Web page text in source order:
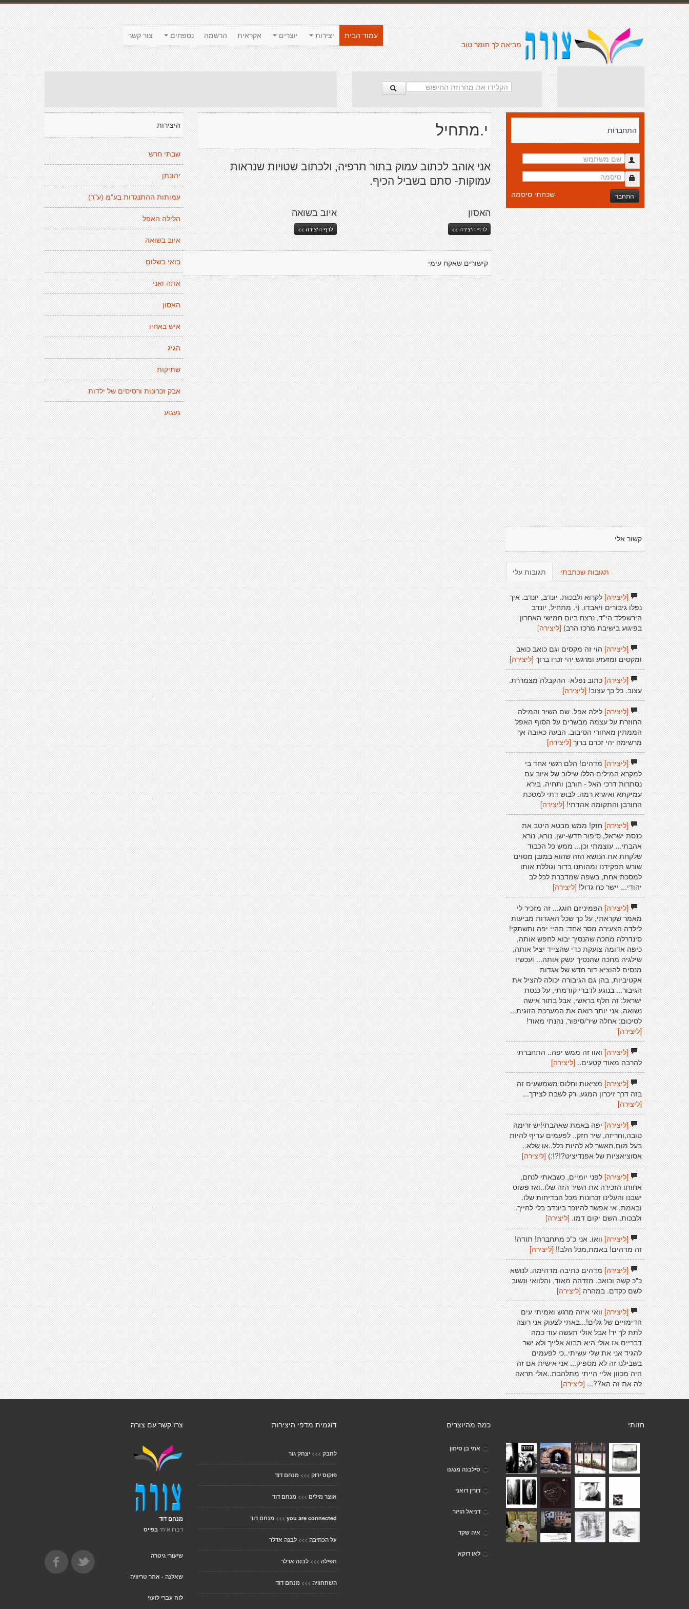
צור קשר נספחים הרשמה אקראית יוצרים יצירות
עמוד הבית
מביאה לך חומר טוב.
היצירות
שבתי חרש
יהונתן
עמותות ההתנגדות בע"מ (ע"ר)
הלילה האפל
איוב בשואה
בואי בשלום
אתה ואני
האסון
איש באחיו
הגיג
שתיקות
אבק זכרונות ורסיסים של ילדות
געגוע
י.מתחיל
אני אוהב לכתוב עמוק בתור תרפיה, ולכתוב שטויות שנראות
עמוקות- סתם בשביל הכיף.
איוב בשואה
לדף היצירה >>
האסון
לדף היצירה >>
קישורים שאקח עימי
התחברות
התחבר שכחתי סיסמה
קשור אלי
תגובות עלי תגובות שכתבתי
[ליצירה]לקרוא ולבכות. יונדב, יונדב. איך
נפלו גיבורים ויאבדו. (י. מתחיל, יונדב
הירשפלד הי"ד, נרצח ביום חמישי האחרון
בפיגוע בישיבת מרכז הרב) [ליצירה]
[ליצירה]הוי זה מקסים וגם כואב כואב
ומקסים ומזעזע ומרגש יהי זכרו ברוך [ליצירה]
[ליצירה]כתוב נפלא- ההקבלה מצמררת.
עצוב. כל כך עצוב! [ליצירה]
[ליצירה]לילה אפל. שם השיר והמילה
החוזרת על עצמה מבשרים על הסוף האפל
הממתין מאחורי הסיבוב. הבעה כאובה אך
מרשימה יהי זכרם ברוך [ליצירה]
[ליצירה]מדהים! הלם רגשי אחד בי
למקרא המילים הללו שילוב של איוב עם
נסתרות דרכי האל - חורבן ותחיה. בירא
עמיקתא ואיגרא רמה. לבוש דתי למסכת
החורבן והתקומה אהדתי! [ליצירה]
[ליצירה]חזק! ממש מבטא היטב את
כנסת ישראל, סיפור חדש-ישן. נורא, נורא
אהבתי... עוצמתי וכן... ממש כל הכבוד
שלקחת את הנושא הזה שהוא במובן מסוים
שורש תפקידנו ומהותנו בדור וגוללת אותו
למסכת אחת, בשפה שמדברת לכל לב
יהודי... יישר כח גדול![ליצירה]
[ליצירה]הפמיניזם חוגג... זה מזכיר לי
מאמר שקראתי, על כך שכל האגדות מביעות
לילדה הצעירה מסר אחד: תהיי יפה ותשתקי!
סינדרלה מחכה שהנסיך יבוא לחפש אותה,
כיפה אדומה צועקת כדי שהצייד יציל אותה,
שילגיה מחכה שהנסיך ינשק אותה... ועכשיו
מנסים להוציא דור חדש של אגדות
אקטיביות, בהן גם הגיבורה יכולה להציל את
הגיבור... בנוגע לדברי קודמתי, על כנסת
ישראל: זה חלף בראשי, אבל בתור אישה
נשואה, אני יותר רואה את המערכת הזוגית...
לסיכום: אחלה שיר/סיפור, נהנתי מאוד!
[ליצירה]
[ליצירה]ואוו זה ממש יפה.. התחברתי
להרבה מאוד קטעים..[ליצירה]
[ליצירה]מציאות וחלום משמשעים זה
בזה דרך זיכרון המגע. רק לשבת לצידך...
[ליצירה]
[ליצירה]יפה באמת שאהבתי!יש זרימה
טובה,וחריזה, שיר חזק.. לפעמים עדיף להיות
בעל מום,מאשר לא להיות כלל..או שלא..
אסוציאציות של אפנדיציט?!?!:) [ליצירה]
[ליצירה]לפני יומיים, כשבאתי לנחם,
אחותו הזכירה את השיר הזה שלו..ואז פשוט
ישבנו והעלינו זכרונות מכל הבדיחות שלו.
ובאמת, אי אפשר להיזכר ביונדב בלי לחייך.
ולבכות. השם יקום דמו. [ליצירה]
[ליצירה]וואו. אני כ"כ מתחברת! תודה!
זה מדהים! באמת,מכל הלב!! [ליצירה]
[ליצירה]מדהים כתיבה מדהימה. לנושא
כ"כ קשה וכואב. מזדהה מאוד. והלוואי ונשוב
לשם כקדם. במהרה [ליצירה]
[ליצירה]וואי איזה מרגש ואמיתי עים
הדימויים של גלים!...באתי לצעוק אני רוצה
לתת לך יד! אבל אולי תעשה עוד כמה
דבריים אז אולי היא תבוא אלייך ולא ישר
להגיד אני את שלי עשיתי..כי לפעמים
בשבילנו זה לא מספיק... אני אישית אם זה
היה מכוון אליי הייתי מתלהבת..אולי תראה
לה את זה הא??...[ליצירה]
צרו קשר עם צורה
מנחם דוד
דברו איתי בפייס
שיעורי גיטרה
שאלנה - אתר טריוויה
לוח עברי לועזי
דוגמית מדפי היצירות
לחבק >>> יצחק גור
פוקוס ירוק >>> מנחם דוד
אוצר מילים >>> מנחם דוד
you are connected
>>> מנחם דוד
על הכתיבה >>> לבנה אדלר
תפילה >>> לבנה אדלר
השתחוויה >>> מנחם דוד
כמה מהיוצרים
אתי בן סימון
סילבנה מנגנו
דורין דואני
דניאל הויזר
איה שקד
לאו דוקא
חזותי